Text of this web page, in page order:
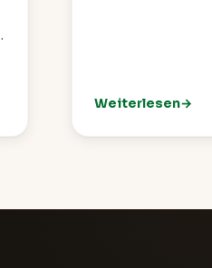
Eichenried
Weiterlesen
: TCI-